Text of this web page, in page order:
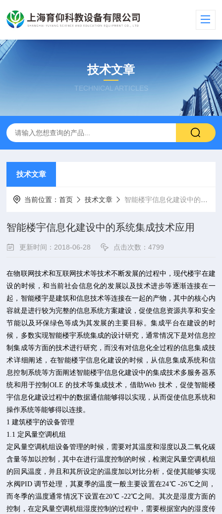
技术文章
TECHNICAL ARTICLES
技术文章
当前位置：首页 技术文章 智能楼宇信息化建设中的系统集成技术应用
智能楼宇信息化建设中的系统集成技术应用
更新时间：2018-06-28 点击次数：4799
在物联网技术和互联网技术等技术不断发展的过程中，现代楼宇在建
设的时候，和当前社会信息化的发展以及技术进步等逐渐连接在一
起，智能楼宇是建筑和信息技术等连接在一起的产物，其中的核心内
容就是进行较为完整的信息系统方案建设，促使信息资源共享和安全
节能以及环保绿色等成为其发展的主要目标。集成平台在建设的时
候，多数实现智能楼宇系统集成的设计研究，通常情况下是对信息控
制集成等方面的技术进行研究，而没有对信息化全过程的信息集成技
术详细阐述，在智能楼宇信息化建设的时候，从信息集成系统和信
息控制系统等方面阐述智能楼宇信息化建设中的集成技术多服务器系
统和用于控制OLE 的技术等集成技术，借助Web 技术，促使智能楼
宇信息化建设过程中的数据通信能够得以实现，从而促使信息系统和
操作系统等能够得以连接。
1 建筑楼宇的设备管理
1.1 定风量空调机组
定风量空调机组设备管理的时候，需要对其温度和湿度以及二氧化碳
含量等加以控制，其中在进行温度控制的时候，检测定风量空调机组
的回风温度，并且和其所设定的温度加以对比分析，促使其能够实现
水阀PID 调节处理，其夏季的温度一般主要设置在24℃ -26℃之间，
而冬季的温度通常情况下设置在20℃ -22℃之间。其次是湿度方面的
控制，在定风量空调机组湿度控制的过程中，需要根据室内的湿度传